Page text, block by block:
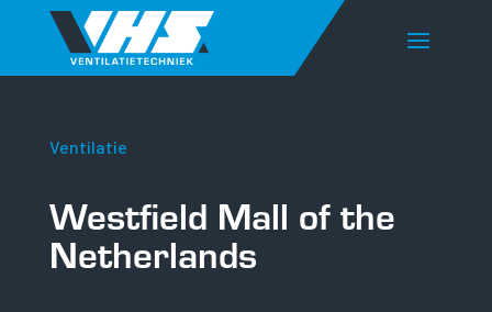
Ventilatie
Westfield Mall of the
Netherlands